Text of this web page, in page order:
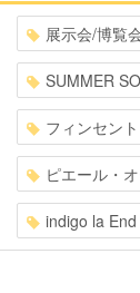
展示会/博覧
SUMMER
フィンセン
ピエール・
indigo la End